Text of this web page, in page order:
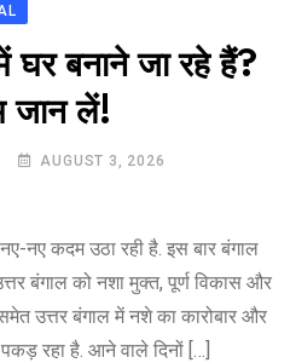
घर बनाने जा रहे हैं?
जान लें!
AUGUST 3, 2026
नए कदम उठा रही है. इस बार बंगाल
बंगाल को नशा मुक्त, पूर्ण विकास और
उत्तर बंगाल में नशे का कारोबार और
रहा है. आने वाले दिनों […]